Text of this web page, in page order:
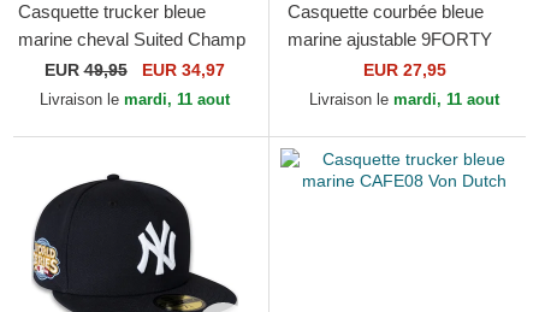
Casquette trucker bleue
marine cheval Suited Champ
Business Professional The
Farm Goorin Bros.
EUR49,95 EUR 34,97
Livraison le mardi, 11 aout
Casquette courbée bleue
marine ajustable 9FORTY
The League New York
Yankees MLB New Era
EUR 27,95
Livraison le mardi, 11 aout